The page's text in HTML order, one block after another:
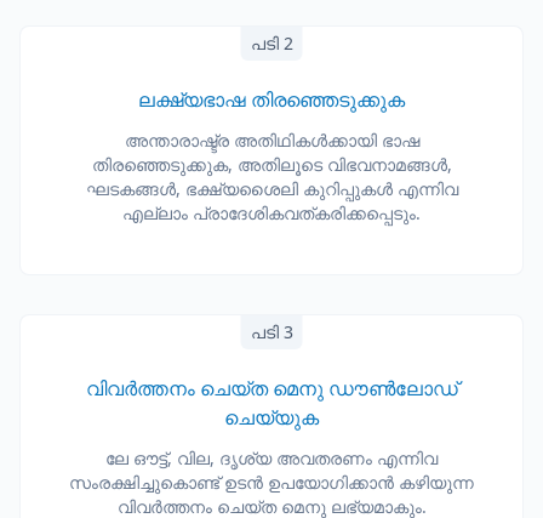
പടി 2
ലക്ഷ്യഭാഷ തിരഞ്ഞെടുക്കുക
അന്താരാഷ്ട്ര അതിഥികൾക്കായി ഭാഷ
തിരഞ്ഞെടുക്കുക, അതിലൂടെ വിഭവനാമങ്ങൾ,
ഘടകങ്ങൾ, ഭക്ഷ്യശൈലി കുറിപ്പുകൾ എന്നിവ
എല്ലാം പ്രാദേശികവത്കരിക്കപ്പെടും.
പടി 3
വിവർത്തനം ചെയ്ത മെനു ഡൗൺലോഡ്
ചെയ്യുക
ലേ ഔട്ട്, വില, ദൃശ്യ അവതരണം എന്നിവ
സംരക്ഷിച്ചുകൊണ്ട് ഉടൻ ഉപയോഗിക്കാൻ കഴിയുന്ന
വിവർത്തനം ചെയ്ത മെനു ലഭ്യമാകും.